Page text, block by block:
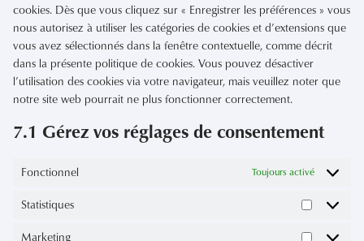
cookies. Dès que vous cliquez sur « Enregistrer les préférences » vous
nous autorisez à utiliser les catégories de cookies et d’extensions que
vous avez sélectionnés dans la fenêtre contextuelle, comme décrit
dans la présente politique de cookies. Vous pouvez désactiver
l’utilisation des cookies via votre navigateur, mais veuillez noter que
notre site web pourrait ne plus fonctionner correctement.
7.1 Gérez vos réglages de consentement
Fonctionnel Toujours activé
Statistiques
Marketing